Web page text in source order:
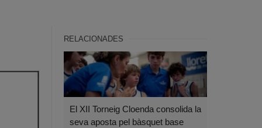
RELACIONADES
El XII Torneig Cloenda consolida la
seva aposta pel bàsquet base